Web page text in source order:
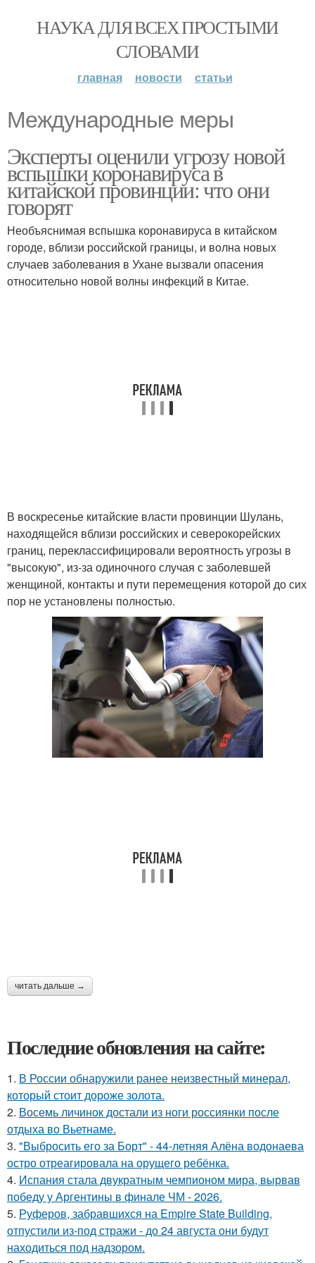
НАУКА ДЛЯ ВСЕХ ПРОСТЫМИ
СЛОВАМИ
главная новости статьи
Международные меры
Эксперты оценили угрозу новой
вспышки коронавируса в
китайской провинции: что они
говорят
Необъяснимая вспышка коронавируса в китайском
городе, вблизи российской границы, и волна новых
случаев заболевания в Ухане вызвали опасения
относительно новой волны инфекций в Китае.
В воскресенье китайские власти провинции Шулань,
находящейся вблизи российских и северокорейских
границ, переклассифицировали вероятность угрозы в
"высокую", из-за одиночного случая с заболевшей
женщиной, контакты и пути перемещения которой до сих
пор не установлены полностью.
читать дальше →
Последние обновления на сайте:
1. В России обнаружили ранее неизвестный минерал,
который стоит дороже золота.
2. Восемь личинок достали из ноги россиянки после
отдыха во Вьетнаме.
3. "Выбросить его за Борт" - 44-летняя Алёна водонаева
остро отреагировала на орущего ребёнка.
4. Испания стала двукратным чемпионом мира, вырвав
победу у Аргентины в финале ЧМ - 2026.
5. Руферов, забравшихся на Empire State Building,
отпустили из-под стражи - до 24 августа они будут
находиться под надзором.